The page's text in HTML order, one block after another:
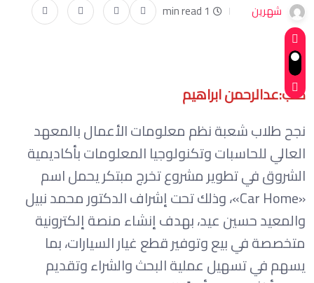
شهرين 1 min read
كتب:عدالرحمن ابراهيم
نجح طلاب شعبة نظم معلومات الأعمال بالمعهد
العالي للحاسبات وتكنولوجيا المعلومات بأكاديمية
الشروق في تطوير مشروع تخرج مبتكر يحمل اسم
«Car Home»، وذلك تحت إشراف الدكتور محمد نبيل
والمعيد حسين عيد، بهدف إنشاء منصة إلكترونية
متخصصة في بيع وتوفير قطع غيار السيارات، بما
يسهم في تسهيل عملية البحث والشراء وتقديم